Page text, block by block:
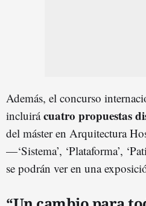
Además, el concurso
incluirácuatro propuestas
del máster en Arquitectura
—‘Sistema’, ‘Plataforma’,
se podrán ver en una